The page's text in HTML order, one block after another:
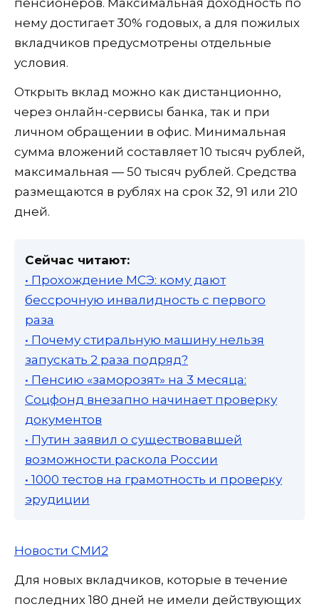
пенсионеров. Максимальная доходность по
нему достигает 30% годовых, а для пожилых
вкладчиков предусмотрены отдельные
условия.
Открыть вклад можно как дистанционно,
через онлайн-сервисы банка, так и при
личном обращении в офис. Минимальная
сумма вложений составляет 10 тысяч рублей,
максимальная — 50 тысяч рублей. Средства
размещаются в рублях на срок 32, 91 или 210
дней.
Сейчас читают:
• Прохождение МСЭ: кому дают
бессрочную инвалидность с первого
раза
• Почему стиральную машину нельзя
запускать 2 раза подряд?
• Пенсию «заморозят» на 3 месяца:
Соцфонд внезапно начинает проверку
документов
• Путин заявил о существовавшей
возможности раскола России
• 1000 тестов на грамотность и проверку
эрудиции
Новости СМИ2
Для новых вкладчиков, которые в течение
последних 180 дней не имели действующих